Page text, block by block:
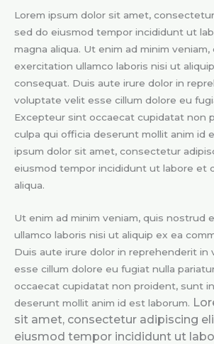
Lorem ipsum dolor sit amet,
sed do eiusmod tempor incididunt ut
magna aliqua. Ut enim ad minim
exercitation ullamco laboris nisi ut
consequat. Duis aute irure dolor in
voluptate velit esse cillum dolore eu
Excepteur sint occaecat cupidatat non
culpa qui officia deserunt mollit anim id
ipsum dolor sit amet, consectetur
eiusmod tempor incididunt ut labore et
aliqua.
Ut enim ad minim veniam, quis nostrud
ullamco laboris nisi ut aliquip ex ea
Duis aute irure dolor in reprehenderit in
esse cillum dolore eu fugiat nulla
occaecat cupidatat non proident, sunt
deserunt mollit anim id est laborum.
sit amet, consectetur adipiscing
eiusmod tempor incididunt ut